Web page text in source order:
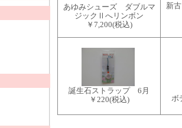
あゆみシューズ ダブルマ
ジックⅡへリンボン
￥7,200(税込)
新
誕生石ストラップ 6月
￥220(税込) ボ